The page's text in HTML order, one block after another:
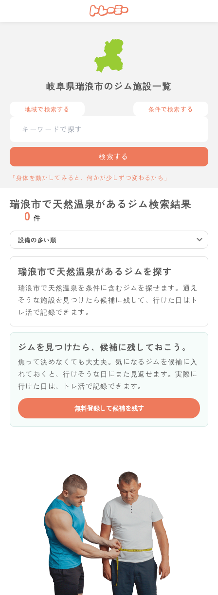
岐阜県瑞浪市のジム施設一覧
地域で検索する 条件で検索する
検索する
「身体を動かしてみると、何かが少しずつ変わるかも」
瑞浪市で天然温泉があるジム検索結果
0 件
設備の多い順
瑞浪市で天然温泉があるジムを探す
瑞浪市で天然温泉を条件に含むジムを探せます。通え
そうな施設を見つけたら候補に残して、行けた日はト
レ活で記録できます。
ジムを見つけたら、候補に残しておこう。
焦って決めなくても大丈夫。気になるジムを候補に入
れておくと、行けそうな日にまた見返せます。実際に
行けた日は、トレ活で記録できます。
無料登録して候補を残す